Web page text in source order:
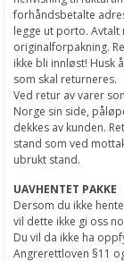
forhåndsbetalte
legge ut porto. Avtalt
originalforpakning.
ikke bli innløst! Husk
som skal returneres.
Ved retur av varer
Norge sin side,
dekkes av kunden.
stand som ved
ubrukt stand.
UAVHENTET PAKKE
Dersom du ikke
vil dette ikke gi oss
Du vil da ikke ha
Angrerettloven §11